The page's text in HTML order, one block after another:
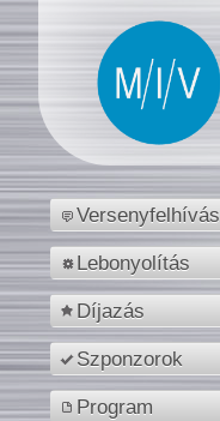
Versenyfelhívás
Lebonyolítás
Díjazás
Szponzorok
Program